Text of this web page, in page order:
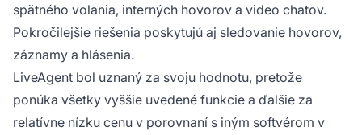
spätného volania, interných hovorov a video chatov.
Pokročilejšie riešenia poskytujú aj sledovanie hovorov,
záznamy a hlásenia.
LiveAgent bol uznaný za svoju hodnotu, pretože
ponúka všetky vyššie uvedené funkcie a ďalšie za
relatívne nízku cenu v porovnaní s iným softvérom v